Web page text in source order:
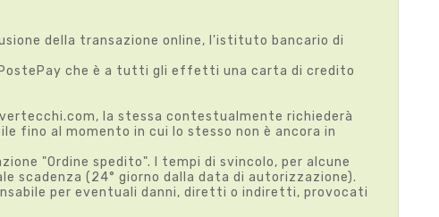
della transazione online, l'istituto bancario di
che è a tutti gli effetti una carta di credito
la stessa contestualmente richiederà
fino al momento in cui lo stesso non è ancora in
"Ordine spedito". I tempi di svincolo, per alcune
scadenza (24° giorno dalla data di autorizzazione).
per eventuali danni, diretti o indiretti, provocati